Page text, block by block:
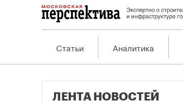
Статьи Аналитика
ЛЕНТА НОВОСТЕЙ